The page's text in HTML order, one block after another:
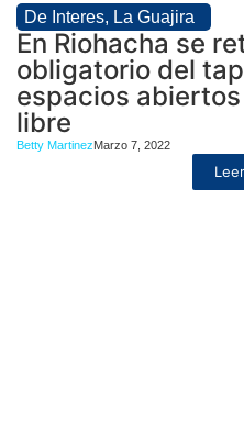
De Interes, La Guajira
En Riohacha se
obligatorio del
espacios
libre
Betty MartinezMarzo 7, 2022